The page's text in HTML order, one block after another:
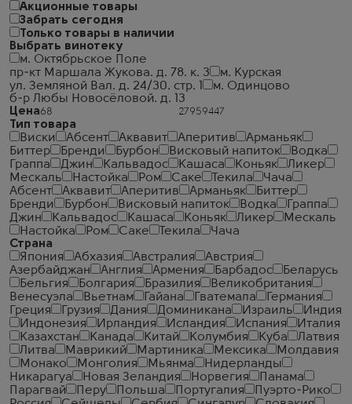
Акционные товары
Забрать сегодня
Только товары в наличии
Выбрать винотеку
м. Октябрьское Поле
пр-кт Маршала Жукова. д. 78. к. 3
м. Курская
ул. Земляной Вал. д. 24/30. стр. 1
м. Одинцово
б-р Любы Новосёловой. д. 13
Цена
Тип товара
Виски
Абсент Аквавит Аперитив
Арманьяк
Биттер
Бренди Бурбон Висковый напиток
Водка
Граппа
Джин Кальвадос Кашаса Коньяк
Ликер
Мескаль
Настойка Ром Саке Текила
Чача
Абсент
Аквавит Аперитив Арманьяк
Биттер
Бренди
Бурбон Висковый напиток Водка
Граппа
Джин
Кальвадос Кашаса Коньяк Ликер
Мескаль
Настойка
Ром Саке Текила
Чача
Страна
Япония
Абхазия Австралия
Австрия
Азербайджан
Англия Армения Барбадос
Беларусь
Бельгия
Болгария Бразилия
Великобритания
Венесуэла
Вьетнам Гайана Гватемала
Германия
Греция
Грузия Дания Доминикана Израиль
Индия
Индонезия
Ирландия Исландия Испания
Италия
Казахстан
Канада Китай Колумбия Куба
Латвия
Литва
Маврикий Мартиника Мексика
Молдавия
Монако
Монголия Мьянма
Нидерланды
Никарагуа
Новая Зеландия Норвегия
Панама
Парагвай
Перу Польша Португалия
Пуэрто-Рико